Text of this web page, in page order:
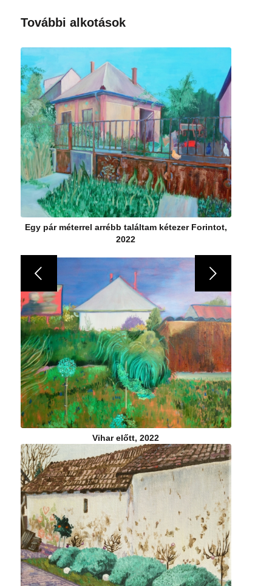
További alkotások
Egy pár méterrel arrébb találtam kétezer Forintot,
2022
Vihar előtt, 2022
Következő